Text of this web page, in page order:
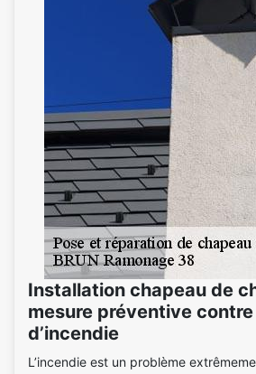
Installation chapeau de
mesure préventive
d’incendie
L’incendie est un problème